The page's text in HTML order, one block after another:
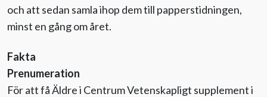
och att sedan samla ihop dem till papperstidningen,
minst en gång om året.
Fakta
Prenumeration
För att få Äldre i Centrum Vetenskapligt supplement i